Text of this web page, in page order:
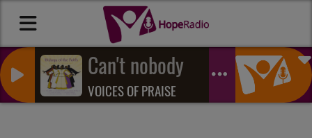
Can't nobody
VOICES OF PRAISE